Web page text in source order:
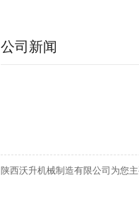
公司新闻
陕西沃升机械制造有限公司为您